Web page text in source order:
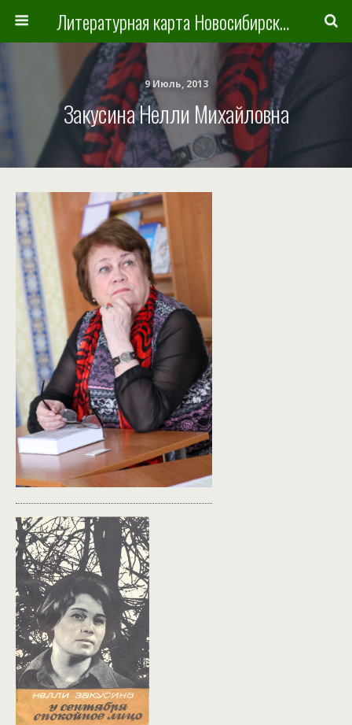
Литературная карта Новосибирска и Новосибирской области
9 Июль, 2013
Закусина Нелли Михайловна